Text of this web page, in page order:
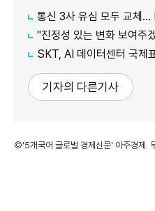
통신 3사 유심 모두 교체… LG유플러
"진정성 있는 변화 보여주겠
SKT, AI 데이터센터 국제표
기자의 다른기사
©'5개국어 글로벌 경제신문' 아주경제.